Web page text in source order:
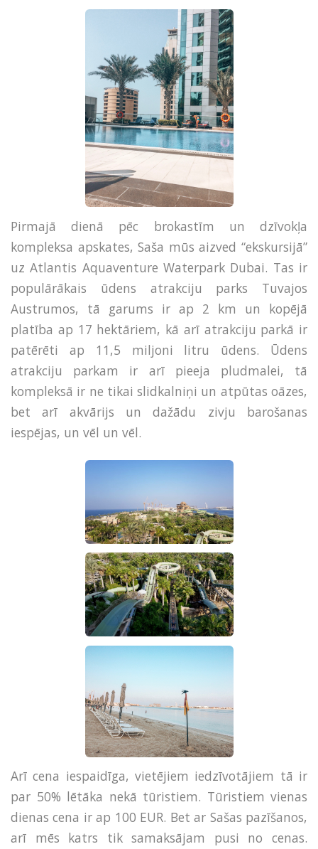
Pirmajā dienā pēc brokastīm un dzīvokļa
kompleksa apskates, Saša mūs aizved “ekskursijā”
uz Atlantis Aquaventure Waterpark Dubai. Tas ir
populārākais ūdens atrakciju parks Tuvajos
Austrumos, tā garums ir ap 2 km un kopējā
platība ap 17 hektāriem, kā arī atrakciju parkā ir
patērēti ap 11,5 miljoni litru ūdens. Ūdens
atrakciju parkam ir arī pieeja pludmalei, tā
kompleksā ir ne tikai slidkalniņi un atpūtas oāzes,
bet arī akvārijs un dažādu zivju barošanas
iespējas, un vēl un vēl.
Arī cena iespaidīga, vietējiem iedzīvotājiem tā ir
par 50% lētāka nekā tūristiem. Tūristiem vienas
dienas cena ir ap 100 EUR. Bet ar Sašas pazīšanos,
arī mēs katrs tik samaksājam pusi no cenas.